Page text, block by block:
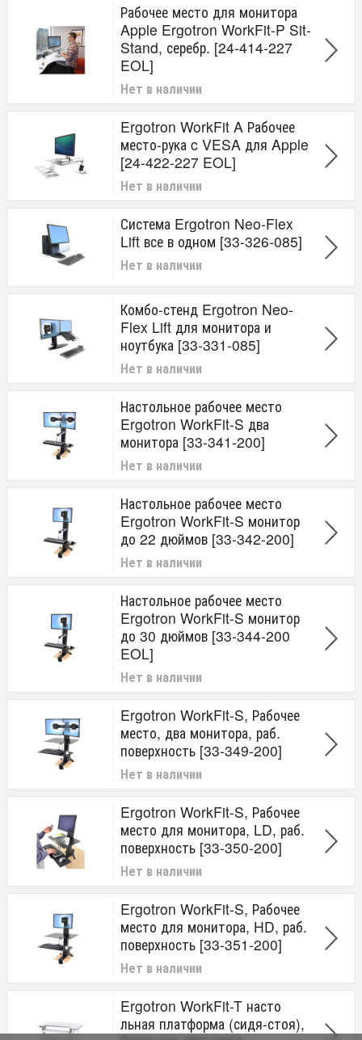
Рабочее место для монитора
Apple Ergotron WorkFit-P Sit-
Stand, серебр. [24-414-227
EOL]
Нет в наличии
Ergotron WorkFit A Рабочее
место-рука c VESA для Apple
[24-422-227 EOL]
Нет в наличии
Система Ergotron Neo-Flex
Lift все в одном [33-326-085]
Нет в наличии
Комбо-стенд Ergotron Neo-
Flex Lift для монитора и
ноутбука [33-331-085]
Нет в наличии
Настольное рабочее место
Ergotron WorkFit-S два
монитора [33-341-200]
Нет в наличии
Настольное рабочее место
Ergotron WorkFit-S монитор
до 22 дюймов [33-342-200]
Нет в наличии
Настольное рабочее место
Ergotron WorkFit-S монитор
до 30 дюймов [33-344-200
EOL]
Нет в наличии
Ergotron WorkFit-S, Рабочее
место, два монитора, раб.
поверхность [33-349-200]
Нет в наличии
Ergotron WorkFit-S, Рабочее
место для монитора, LD, раб.
поверхность [33-350-200]
Нет в наличии
Ergotron WorkFit-S, Рабочее
место для монитора, HD, раб.
поверхность [33-351-200]
Нет в наличии
Ergotron WorkFit-T насто
льная платформа (сидя-стоя),